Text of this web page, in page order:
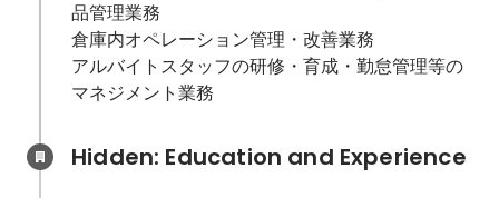
品管理業務
倉庫内オペレーション管理・改善業務
アルバイトスタッフの研修・育成・勤怠管理等の
マネジメント業務